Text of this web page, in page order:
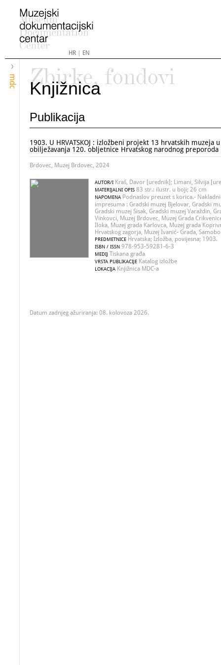
HR| EN
mdc
Zbirke, fondovi
Knjižnica
Publikacija
1903. U HRVATSKOJ : izložbeni projekt 13 hrvatskih muzeja
obilježavanja 120. obljetnice Hrvatskog narodnog preporoda
Brdovec, Muzej Brdovec, 2024
AUTOR/I Kraš, Davor [urednik]; Limani, Silvija
MATERIJALNI OPIS 83 str.: ilustr. u boji; 26 cm
NAPOMENA Podnaslov preuzet s korica.-
impresuma : Gradski muzej Bjelovar, Gradski
Gradski muzej Sisak, Gradski muzej Varaždin,
Vinkovci, Muzej Brdovec, Muzej Grada
Iloka, Muzej grada Karlovca, Muzej grada
Hrvatskog zagorja, Muzej Ivanić- Grada,
PREDMETNICE Hrvatska; Izložba, povijesna; 1903.
ISBN / ISSN 978-953-59281-6-3
MEDIJ Tiskana građa
VRSTA PUBLIKACIJE Katalog izložbe
LOKACIJA Knjižnica MDC-a
Datum zadnjeg ažuriranja: 08. kolovoza 2026.